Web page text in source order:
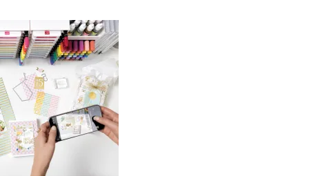
NEU:
Club
Januar 2025